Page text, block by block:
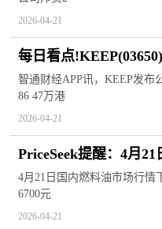
2026-04-21
每日看点
购29万股
智通财经APP讯，KEEP发布
86 47万港
2026-04-21
PriceSeek提醒：4月
4月21日国内燃料油市场行情
6700元
2026-04-21